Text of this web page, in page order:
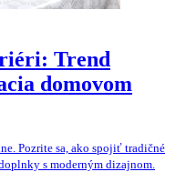
Trend
domovom
Pozrite sa, ako spojiť tradičné
s moderným dizajnom.